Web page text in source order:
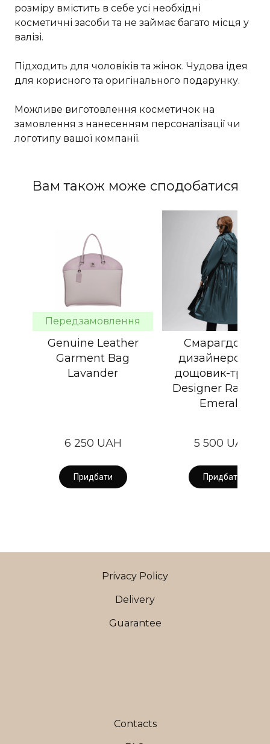
розміру вмістить в себе усі необхідні
косметичні засоби та не займає багато місця у
валізі.
Підходить для чоловіків та жінок. Чудова ідея
для корисного та оригінального подарунку.
Можливе виготовлення косметичок на
замовлення з нанесенням персоналізації чи
логотипу вашої компанії.
Вам також може сподобатися
Передзамовлення
Genuine Leather
Garment Bag
Lavander
6 250 UAH
Придбати
Смарагдовий
дизайнерський
дощовик-тренч /
Designer
Emerald
5 500 UAH
Придбати
Privacy Policy
Delivery
Guarantee
Contacts